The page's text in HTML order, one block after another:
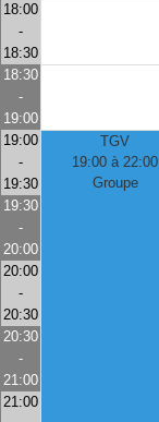
18:00
-
18:30
18:30
-
19:00
19:00
-
19:30
TGV
19:00 à 22:00
Groupe
19:30
-
20:00
20:00
-
20:30
20:30
-
21:00
21:00